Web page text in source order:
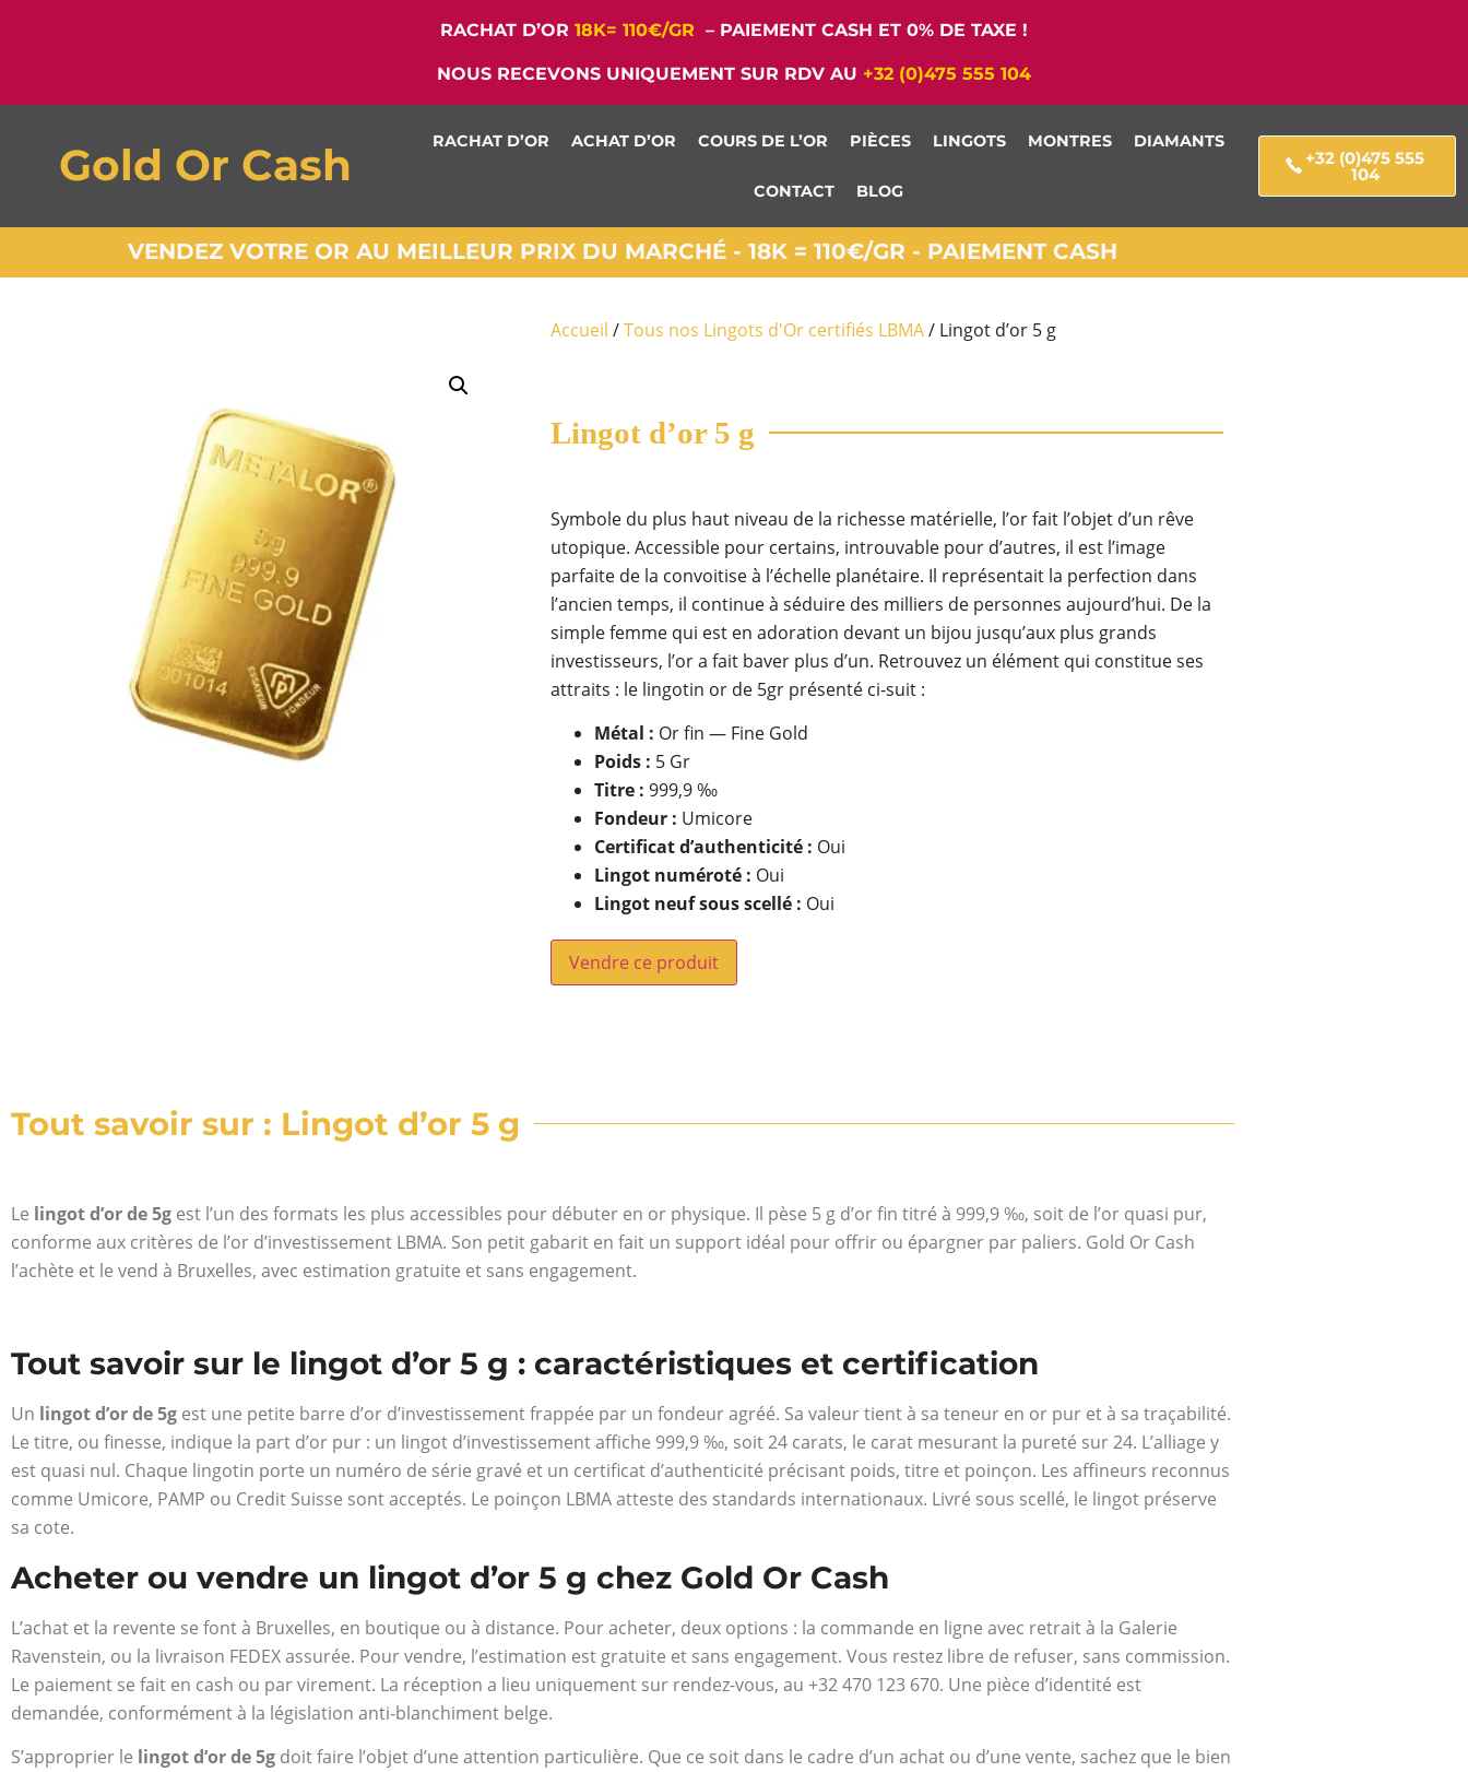
RACHAT D’OR 18K= 110€/GR – PAIEMENT CASH ET 0% DE TAXE !
NOUS RECEVONS UNIQUEMENT SUR RDV AU +32 (0)475 555 104
Gold Or Cash RACHAT D’OR ACHAT D’OR COURS DE L’OR PIÈCES LINGOTS MONTRES DIAMANTS
CONTACT BLOG
+32 (0)475 555
104
VENDEZ VOTRE OR AU MEILLEUR PRIX DU MARCHÉ - 18K = 110€/GR - PAIEMENT CASH
Accueil /Tous nos Lingots d'Or certifiés LBMA/ Lingot d’or 5 g
Lingot d’or 5 g
Symbole du plus haut niveau de la richesse matérielle, l’or fait l’objet d’un rêve
utopique. Accessible pour certains, introuvable pour d’autres, il est l’image
parfaite de la convoitise à l’échelle planétaire. Il représentait la perfection dans
l’ancien temps, il continue à séduire des milliers de personnes aujourd’hui. De la
simple femme qui est en adoration devant un bijou jusqu’aux plus grands
investisseurs, l’or a fait baver plus d’un. Retrouvez un élément qui constitue ses
attraits : le lingotin or de 5gr présenté ci-suit :
Métal : Or fin — Fine Gold
Poids : 5 Gr
Titre : 999,9 ‰
Fondeur : Umicore
Certificat d’authenticité : Oui
Lingot numéroté : Oui
Lingot neuf sous scellé : Oui
Vendre ce produit
Tout savoir sur : Lingot d’or 5 g
Le lingot d’or de 5g est l’un des formats les plus accessibles pour débuter en or physique. Il pèse 5 g d’or fin titré à 999,9 ‰, soit de l’or quasi pur,
conforme aux critères de l’or d’investissement LBMA. Son petit gabarit en fait un support idéal pour offrir ou épargner par paliers. Gold Or Cash
l’achète et le vend à Bruxelles, avec estimation gratuite et sans engagement.
Tout savoir sur le lingot d’or 5 g : caractéristiques et certification
Un lingot d’or de 5g est une petite barre d’or d’investissement frappée par un fondeur agréé. Sa valeur tient à sa teneur en or pur et à sa traçabilité.
Le titre, ou finesse, indique la part d’or pur : un lingot d’investissement affiche 999,9 ‰, soit 24 carats, le carat mesurant la pureté sur 24. L’alliage y
est quasi nul. Chaque lingotin porte un numéro de série gravé et un certificat d’authenticité précisant poids, titre et poinçon. Les affineurs reconnus
comme Umicore, PAMP ou Credit Suisse sont acceptés. Le poinçon LBMA atteste des standards internationaux. Livré sous scellé, le lingot préserve
sa cote.
Acheter ou vendre un lingot d’or 5 g chez Gold Or Cash
L’achat et la revente se font à Bruxelles, en boutique ou à distance. Pour acheter, deux options : la commande en ligne avec retrait à la Galerie
Ravenstein, ou la livraison FEDEX assurée. Pour vendre, l’estimation est gratuite et sans engagement. Vous restez libre de refuser, sans commission.
Le paiement se fait en cash ou par virement. La réception a lieu uniquement sur rendez-vous, au +32 470 123 670. Une pièce d’identité est
demandée, conformément à la législation anti-blanchiment belge.
S’approprier le lingot d’or de 5g doit faire l’objet d’une attention particulière. Que ce soit dans le cadre d’un achat ou d’une vente, sachez que le bien